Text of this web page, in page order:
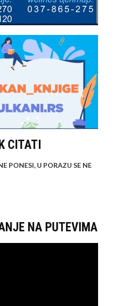
CITATI
PONESI, U PORAZU SE NE
NA PUTEVIMA